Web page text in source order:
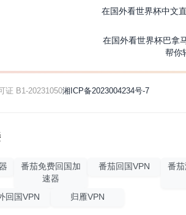
在国外看世界杯中文
在国外看世界杯巴拿
帮你
证 B1-20231050湘ICP备2023004234号-7
番茄免费回国加
速器
番茄回国VPN
番
回国VPN 归雁VPN